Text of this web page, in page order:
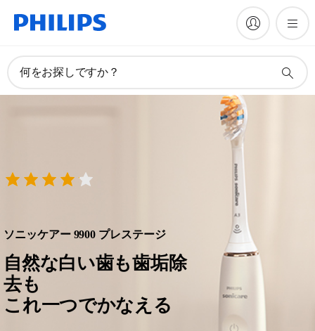
何をお探しですか？
ソニッケアー 9900 プレステージ
自然な白い歯も歯垢除
去も
これ一つでかなえる